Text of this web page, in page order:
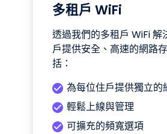
多租戶 WiFi
透過我們的多租戶 WiFi 解
戶提供安全、高速的網路
括：
為每位住戶提供獨立的
輕鬆上線與管理
可擴充的頻寬選項